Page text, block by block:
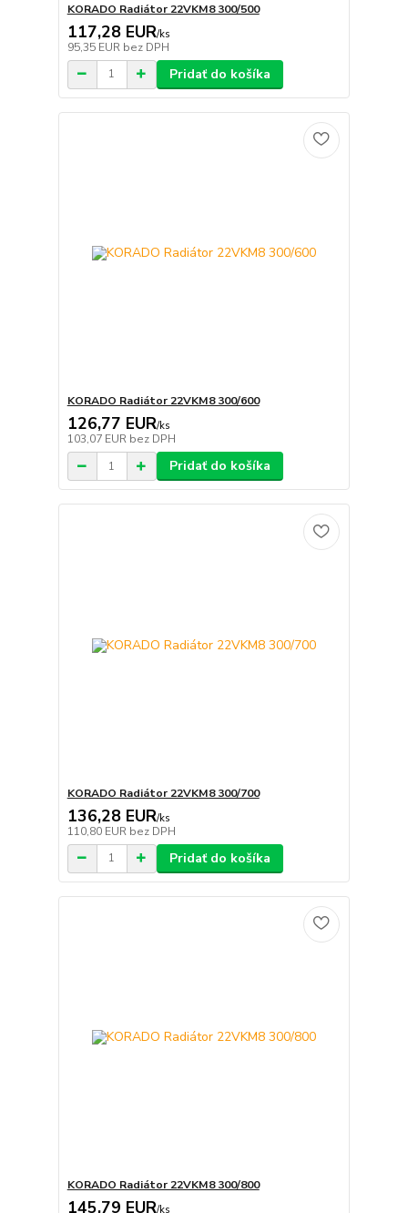
KORADO Radiátor 22VKM8 300/500
117,28 EUR/ks
95,35 EUR bez DPH
Pridať do košíka
KORADO Radiátor 22VKM8 300/600
126,77 EUR/ks
103,07 EUR bez DPH
Pridať do košíka
KORADO Radiátor 22VKM8 300/700
136,28 EUR/ks
110,80 EUR bez DPH
Pridať do košíka
KORADO Radiátor 22VKM8 300/800
145,79 EUR/ks